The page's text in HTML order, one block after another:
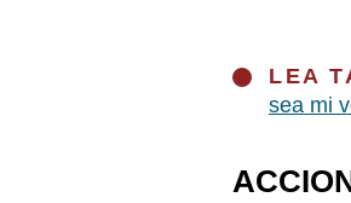
LEA
sea mi